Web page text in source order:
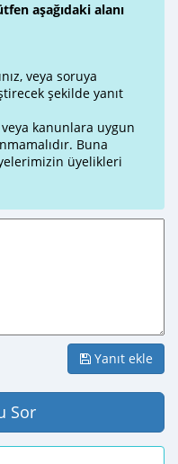
aşağıdaki alanı
veya soruya
şekilde yanıt
veya kanunlara uygun
Buna
üyelikleri
Yanıt ekle
Sor